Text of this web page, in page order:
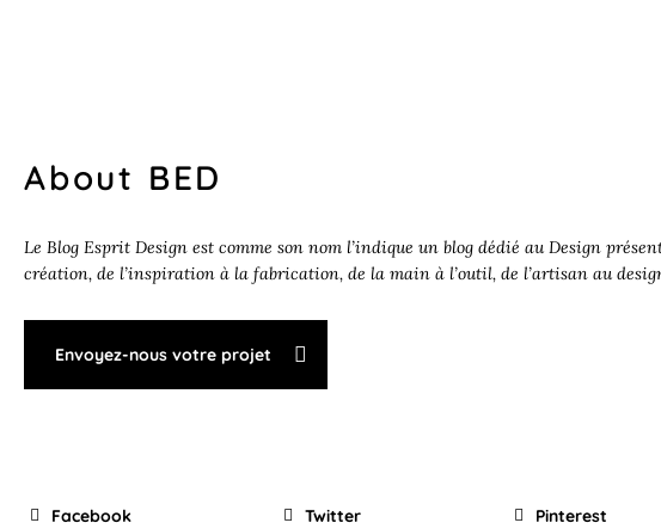
About BED
Le Blog Esprit Design est comme son nom l’indique un blog dédié au Design
création, de l’inspiration à la fabrication, de la main à l’outil, de l’artisan au
Envoyez-nous votre projet
Facebook Twitter Pinterest